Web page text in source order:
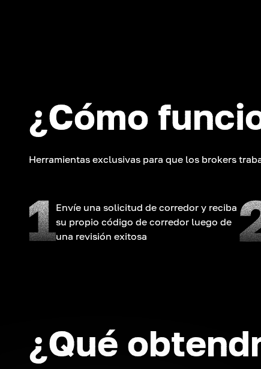
¿Cómo
Herramientas exclusivas para que los brokers
Envíe una solicitud de corredor y reciba
su propio código de corredor luego de
una revisión exitosa
¿Qué